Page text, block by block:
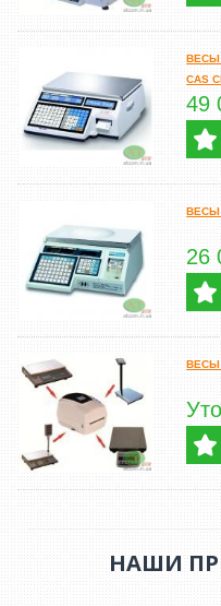
ВЕСЫ
CAS
49
ВЕСЫ
26
ВЕСЫ
НАШИ